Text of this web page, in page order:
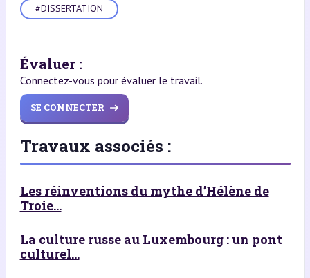
#DISSERTATION
Évaluer :
Connectez-vous pour évaluer le travail.
SE CONNECTER
Travaux associés :
Les réinventions du mythe d’Hélène de
Troie...
La culture russe au Luxembourg : un pont
culturel...